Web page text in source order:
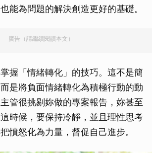
能為問題的解決創造更好的基礎。
廣告（請繼續閱讀本文）
握「情緒轉化」的技巧。這不是簡
是將負面情緒轉化為積極行動的動
管很挑剔妳做的專案報告，妳甚至
時候，要保持冷靜，並且理性思考
憤怒化為力量，督促自己進步。